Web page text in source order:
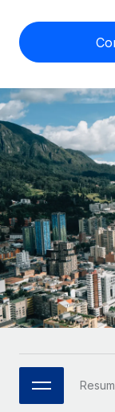
Integra y
PEO
Externaliza
Conexión
Integra los
Funciones
Conectar
Conecta
ETAPAS DE
Startups
Soluciones
empresas
Mediana
Amplía tu
Empresa
RR. HH.
ASOCIARSE
Socios
Integra la
cualquier
Descubre
autónomos
APRENDIZAJE
Guías y
Casos
Glosario de
Listas de
Biblioteca de
Webinarios
English
Nederlands
Français
Deutsch
Español
Italiano
Português
日本語
한국어
中文（简体）